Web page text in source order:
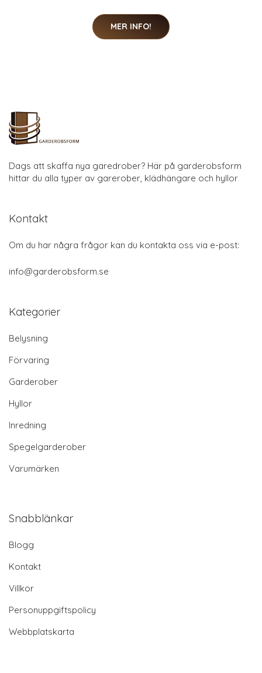
MER INFO!
Dags att skaffa nya garedrober? Här på garderobsform
hittar du alla typer av garerober, klädhängare och hyllor
Kontakt
Om du har några frågor kan du kontakta oss via e-post:
info@garderobsform.se
Kategorier
Belysning
Förvaring
Garderober
Hyllor
Inredning
Spegelgarderober
Varumärken
Snabblänkar
Blogg
Kontakt
Villkor
Personuppgiftspolicy
Webbplatskarta